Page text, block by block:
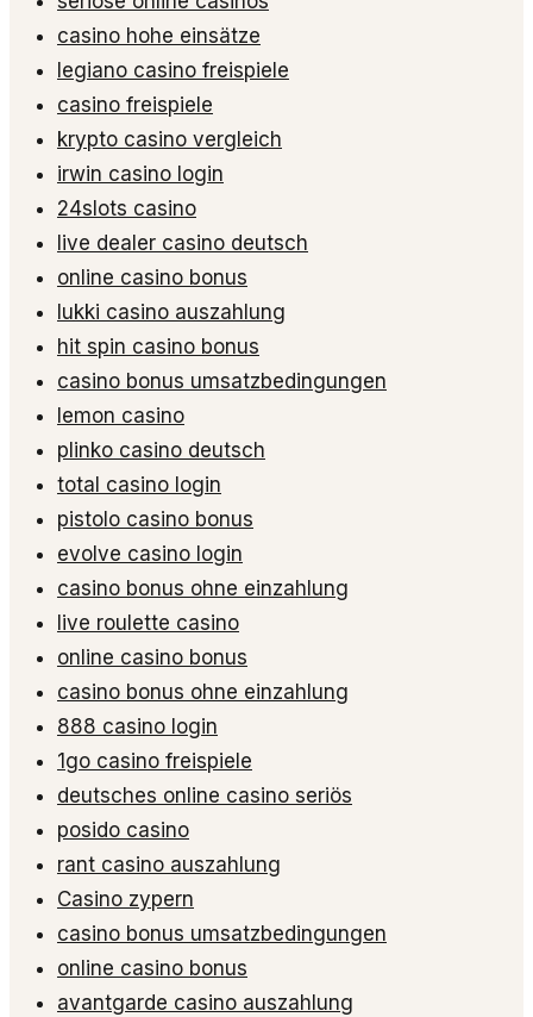
casino hohe einsätze
legiano casino freispiele
casino freispiele
krypto casino vergleich
irwin casino login
24slots casino
live dealer casino deutsch
online casino bonus
lukki casino auszahlung
hit spin casino bonus
casino bonus umsatzbedingungen
lemon casino
plinko casino deutsch
total casino login
pistolo casino bonus
evolve casino login
casino bonus ohne einzahlung
live roulette casino
online casino bonus
casino bonus ohne einzahlung
888 casino login
1go casino freispiele
deutsches online casino seriös
posido casino
rant casino auszahlung
Casino zypern
casino bonus umsatzbedingungen
online casino bonus
avantgarde casino auszahlung